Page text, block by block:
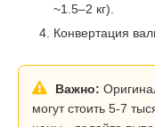
~1.5–2 кг).
Конвертация
Важно:
могут стоить 5-7